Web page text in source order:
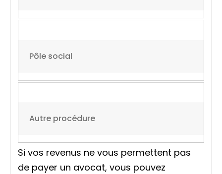
Pôle social
Autre procédure
Si vos revenus ne vous permettent pas
de payer un avocat, vous pouvez